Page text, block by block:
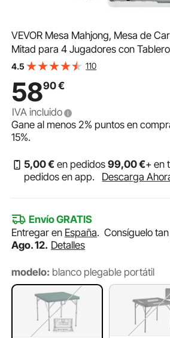
VEVOR Mesa Mahjong, Mesa de
Mitad para 4 Jugadores con
Dominó Cuadrada Plegable Portátil
4.5 110
5890€
IVA incluido
Gane al menos2% puntos en
15%.
5,00€ en pedidos99,00€+ en
pedidos en app.
Descarga
Envío GRATIS
Entregar en España.Consíguelo
Ago. 12. Detalles
modelo: blanco plegable portátil